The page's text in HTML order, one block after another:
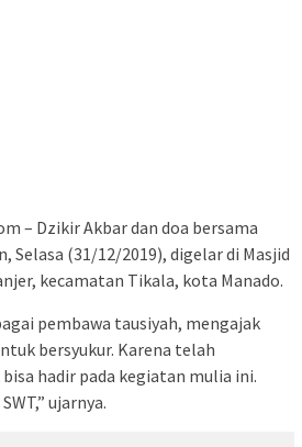
– Dzikir Akbar dan doa bersama
Selasa (31/12/2019), digelar di Masjid
kecamatan Tikala, kota Manado.
pembawa tausiyah, mengajak
bersyukur. Karena telah
hadir pada kegiatan mulia ini.
ujarnya.